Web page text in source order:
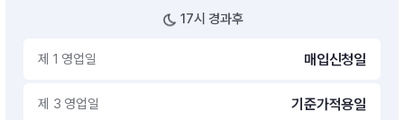
17시 경과후
제 1 영업일 매입신청일
제 3 영업일 기준가적용일